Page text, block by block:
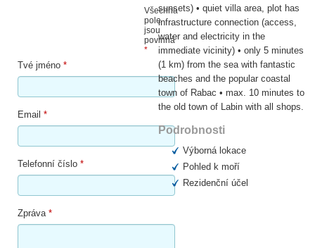
Všechna
pole
jsou
povinná
*
Tvé jméno *
Email *
Telefonní číslo *
Zpráva *
sunsets) • quiet villa area, plot has
infrastructure connection (access,
water and electricity in the
immediate vicinity) • only 5 minutes
(1 km) from the sea with fantastic
beaches and the popular coastal
town of Rabac • max. 10 minutes to
the old town of Labin with all shops.
Podrobnosti
Výborná lokace
Pohled k moří
Rezidenční účel